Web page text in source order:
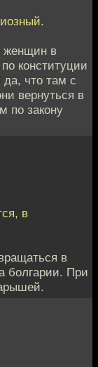
женщин в
конституции
да, что там с
вернуться в
по закону
в
в
болгарии. При